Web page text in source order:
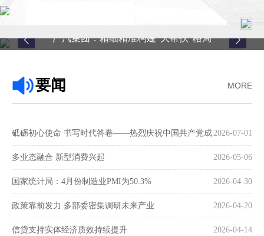
关于中心
县域服务
案例中心
联系我们
广汽集团：精细精准构建“大帮扶”格局
MORE
要闻
2026-07-01
砥砺初心使命 书写时代答卷——热烈庆祝中国共产党成
立105周年 2026-05-06
多业态融合 新型消费兴起
2026-04-30
国家统计局：4月份制造业PMI为50.3%
2026-04-20
政策靠前发力 多部委密集调研未来产业
2026-04-14
信贷支持实体经济质效持续提升